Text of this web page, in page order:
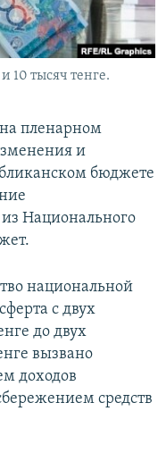
10 тысяч тенге.
пленарном
и
бюджете
Национального
национальной
с двух
до двух
вызвано
доходов
средств